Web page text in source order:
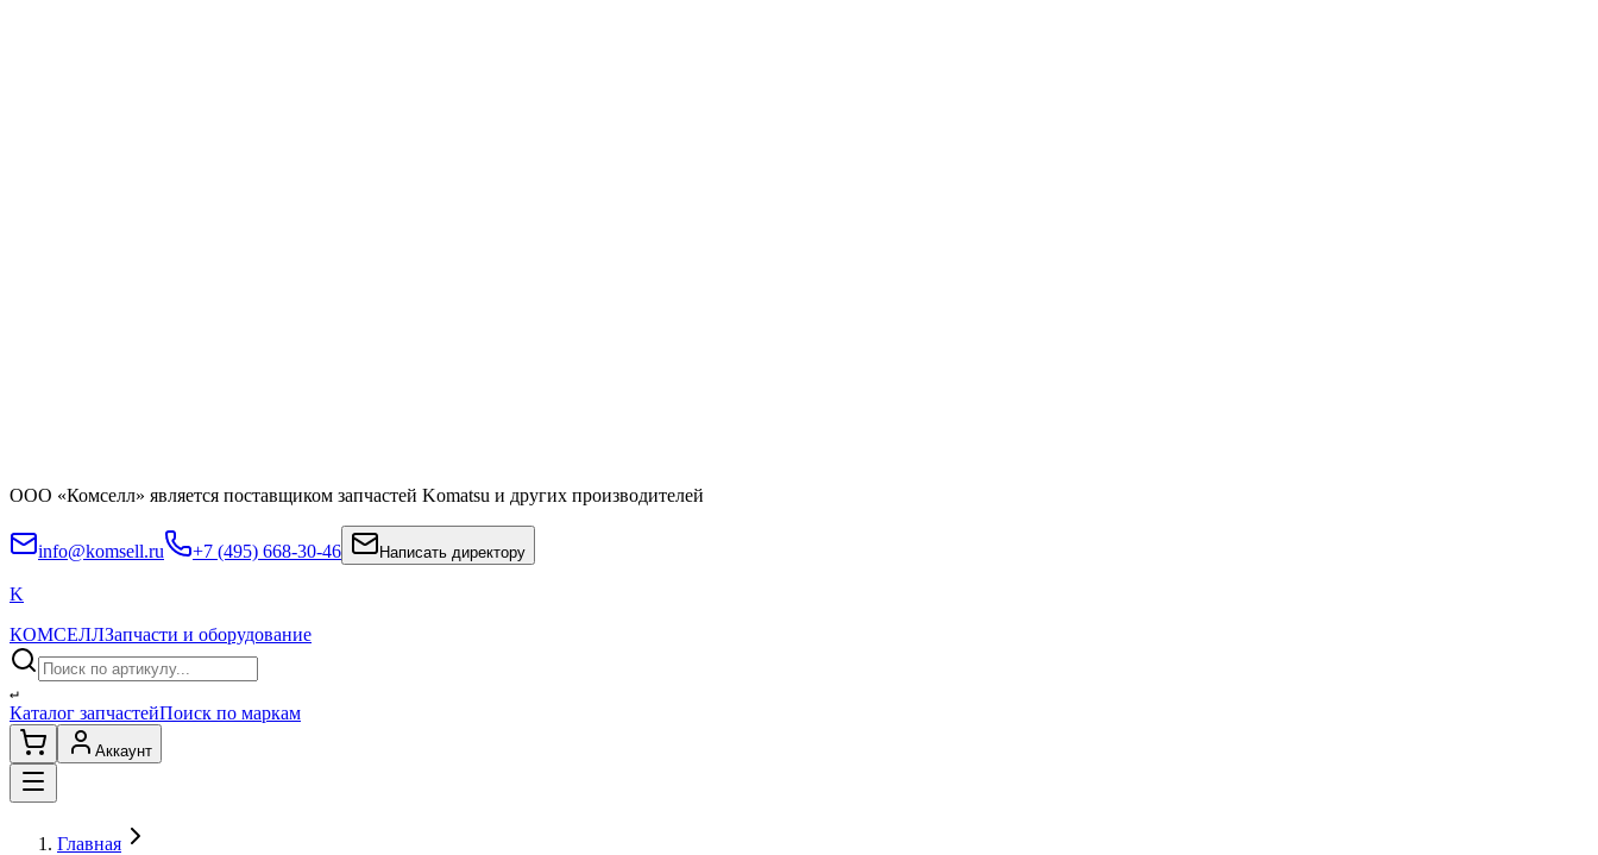
ООО «Комселл» является поставщиком запчастей Komatsu и других производителей
info@komsell.ru +7 (495) 668-30-46 Написать директору
K
КОМСЕЛЛЗапчасти и оборудование
↵
Каталог запчастейПоиск по маркам
Аккаунт
Главная